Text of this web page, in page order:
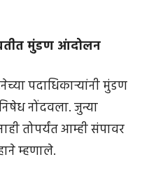
मुंडण आंदोलन
पदाधिकाऱ्यांनी मुंडण
नोंदवला. जुन्या
तोपर्यंत आम्ही संपावर
म्हणाले.